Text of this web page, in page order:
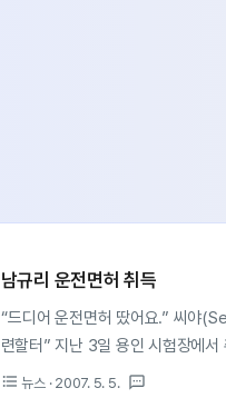
남규리 운전면허 취득
“드디어 운전면허 땄어요.” 씨야
련할터” 지난 3일 용인 시험장에서
관계자가 “남규리가 면허를 따고
format_list_bulleted 뉴스 · 2007. 5. 5. textsms